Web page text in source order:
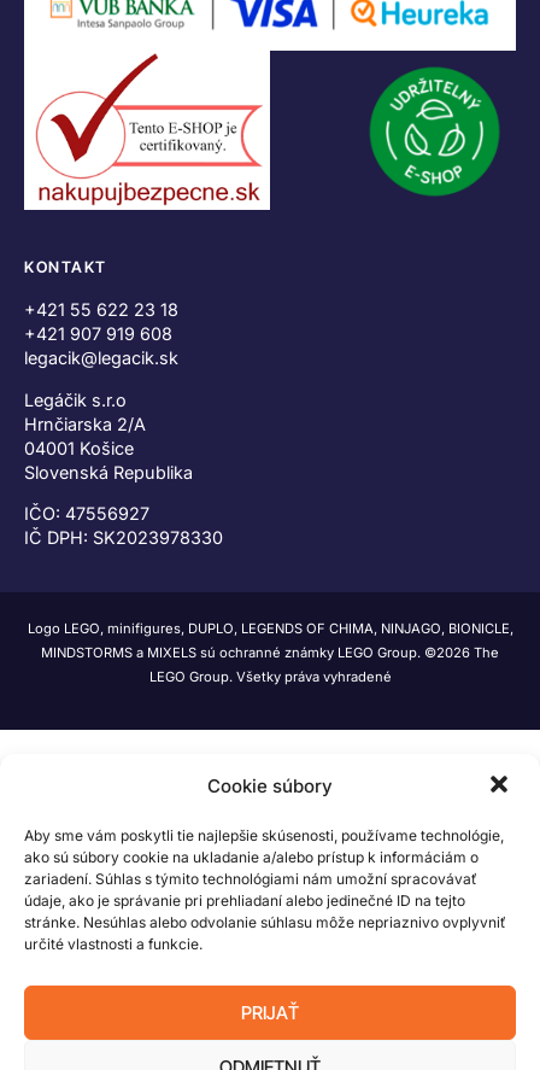
Cookie súbory
Aby sme vám poskytli tie najlepšie skúsenosti, používame technológie,
ako sú súbory cookie na ukladanie a/alebo prístup k informáciám o
zariadení. Súhlas s týmito technológiami nám umožní spracovávať
údaje, ako je správanie pri prehliadaní alebo jedinečné ID na tejto
stránke. Nesúhlas alebo odvolanie súhlasu môže nepriaznivo ovplyvniť
určité vlastnosti a funkcie.
PRIJAŤ
KONTAKT
+421 55 622 23 18
+421 907 919 608
legacik@legacik.sk
Legáčik s.r.o
Hrnčiarska 2/A
04001 Košice
Slovenská Republika
IČO: 47556927
IČ DPH: SK2023978330
Logo LEGO, minifigures, DUPLO, LEGENDS OF CHIMA, NINJAGO, BIONICLE,
MINDSTORMS a MIXELS sú ochranné známky LEGO Group. ©2026 The
LEGO Group. Všetky práva vyhradené